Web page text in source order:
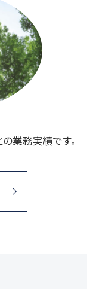
の業務実績です。